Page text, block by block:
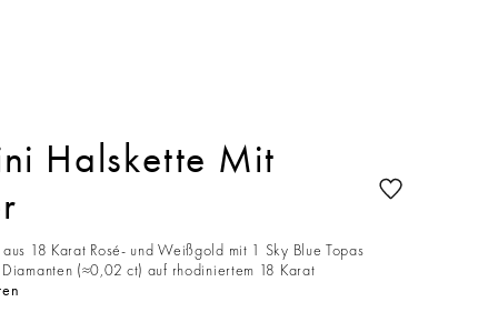
Halskette Mit
18 Karat Rosé- und Weißgold mit 1 Sky Blue Topas
(≈0,02 ct) auf rhodiniertem 18 Karat